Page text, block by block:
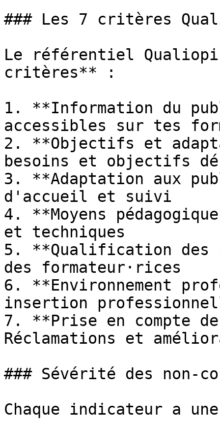
### Les 7 critères
Le référentiel
critères** :
1. **Information du
accessibles sur tes
2. **Objectifs et
besoins et objectifs
3. **Adaptation aux
d'accueil et suivi
4. **Moyens
et techniques
5. **Qualification des
des formateur·rices
6. **Environnement
insertion
7. **Prise en compte
Réclamations et
### Sévérité des non-
Chaque indicateur a